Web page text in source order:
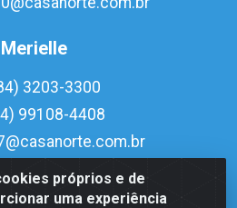
próprios e de
uma experiência
Merielle
3203-3300
99108-4408
Interventor Mário Câmara, 1815 -